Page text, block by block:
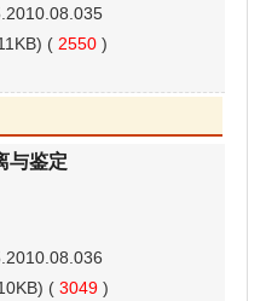
( 2550 )
与鉴定
( 3049 )